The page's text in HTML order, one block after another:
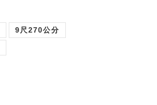
9尺270公分